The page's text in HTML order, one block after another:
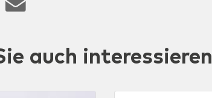
auch interessieren